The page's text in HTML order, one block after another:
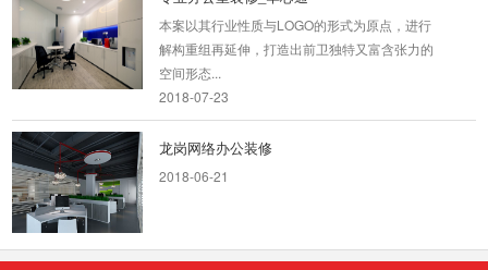
解构重组再延伸，打造出前卫独特又富含张力的
空间形态...
2018-07-23
龙岗网络办公装修